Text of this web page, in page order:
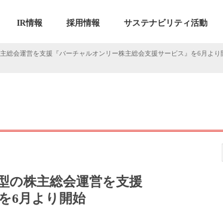
IR情報 採用情報 サステナビリティ活動
総会運営を支援『バーチャルオンリー株主総会支援サービス』を6月よ
の株主総会運営を支援
6月より開始